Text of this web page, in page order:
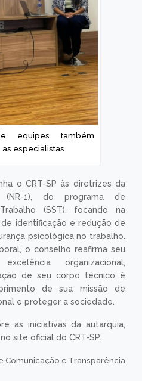
equipes também
especialistas
o CRT-SP às diretrizes da
(NR-1), do programa de
(SST), focando na
identificação e redução de
psicológica no trabalho.
o conselho reafirma seu
organizacional,
de seu corpo técnico é
de sua missão de
e proteger a sociedade.
as iniciativas da autarquia,
site oficial do CRT-SP.
Comunicação e Transparência